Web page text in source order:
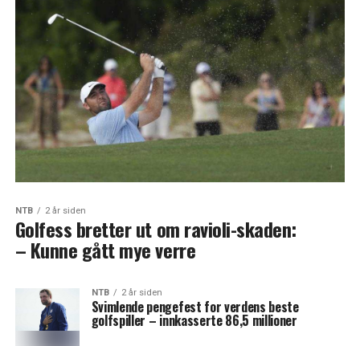
NTB 2 år siden
Golfess bretter ut om ravioli-skaden:
– Kunne gått mye verre
NTB 2 år siden
Svimlende pengefest for verdens beste
golfspiller – innkasserte 86,5 millioner